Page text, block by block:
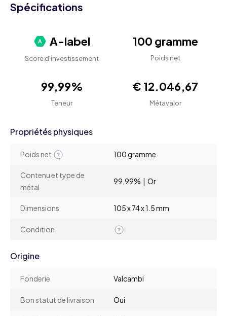
Spécifications
A-label
Score d'investissement
100 gramme
Poids net
99,99%
Teneur
€ 12.046,67
Métavalor
Propriétés physiques
Poids net 100 gramme
Contenu et type de
métal
99,99% | Or
Dimensions 105 x 74 x 1.5 mm
Condition
Origine
Fonderie Valcambi
Bon statut de livraison Oui